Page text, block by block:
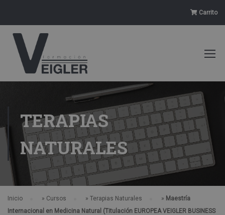
Carrito
TERAPIAS
NATURALES
Inicio » Cursos » Terapias Naturales » Maestría
Internacional en Medicina Natural (Titulación EUROPEA VEIGLER BUSINESS